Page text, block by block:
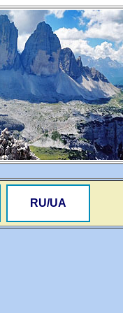
RU/UA